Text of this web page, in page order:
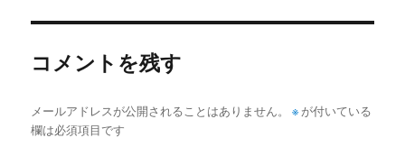
コメントを残す
メールアドレスが公開されることはありません。 ※ が付いている
欄は必須項目です